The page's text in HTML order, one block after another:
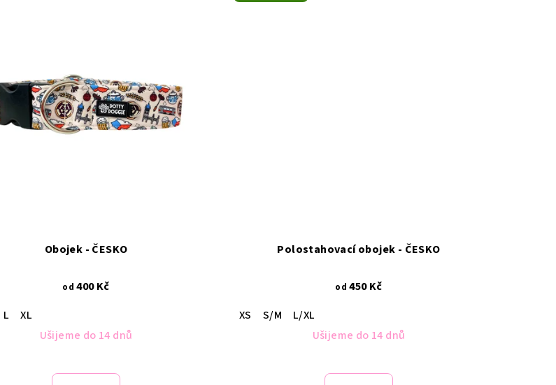
Obojek - ČESKO
od 400 Kč
L
XL
Ušijeme do 14 dnů
Polostahovací obojek - ČESKO
od 450 Kč
XS
S/M
L/XL
Ušijeme do 14 dnů